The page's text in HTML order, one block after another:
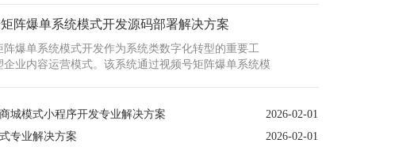
公排商城平台已帮助多个企···
阵爆单系统模式开发源码部署解决方案
阵爆单系统模式开发作为系统类数字化转型的重要工
企业内容运营模式。该系统通过视频号矩阵爆单系统模
阵爆单软件，可快速构建覆盖短视频···
城模式小程序开发专业解决方案
2026-02-01
专业解决方案
2026-02-01